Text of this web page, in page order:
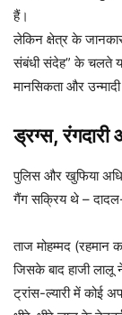
हैं।
लेकिन क्षेत्र के
संबंधी संदेह” के चलते
मानसिकता और
ड्रग्स, रंगदारी
पुलिस और खुफिया
गैंग सक्रिय थे –
ताज मोहम्मद (रहमान
जिसके बाद हाजी लालू
ट्रांस-ल्यारी में कोई